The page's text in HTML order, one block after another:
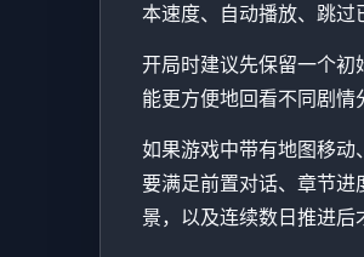
本速度、自动播放、跳过
开局时建议先保留一个初
能更方便地回看不同剧情
如果游戏中带有地图移动
要满足前置对话、章节进
景，以及连续数日推进后